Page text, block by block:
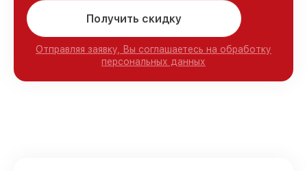
Получить скидку
Отправляя заявку, Вы соглашаетесь на обработку
персональных данных